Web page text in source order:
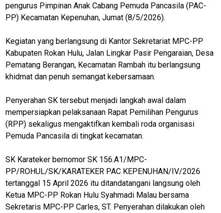
pengurus Pimpinan Anak Cabang Pemuda Pancasila (PAC-
PP) Kecamatan Kepenuhan, Jumat (8/5/2026).
Kegiatan yang berlangsung di Kantor Sekretariat MPC-PP
Kabupaten Rokan Hulu, Jalan Lingkar Pasir Pengaraian, Desa
Pematang Berangan, Kecamatan Rambah itu berlangsung
khidmat dan penuh semangat kebersamaan.
Penyerahan SK tersebut menjadi langkah awal dalam
mempersiapkan pelaksanaan Rapat Pemilihan Pengurus
(RPP) sekaligus mengaktifkan kembali roda organisasi
Pemuda Pancasila di tingkat kecamatan.
SK Karateker bernomor SK 156.A1/MPC-
PP/ROHUL/SK/KARATEKER PAC KEPENUHAN/IV/2026
tertanggal 15 April 2026 itu ditandatangani langsung oleh
Ketua MPC-PP Rokan Hulu Syahmadi Malau bersama
Sekretaris MPC-PP Carles, ST. Penyerahan dilakukan oleh